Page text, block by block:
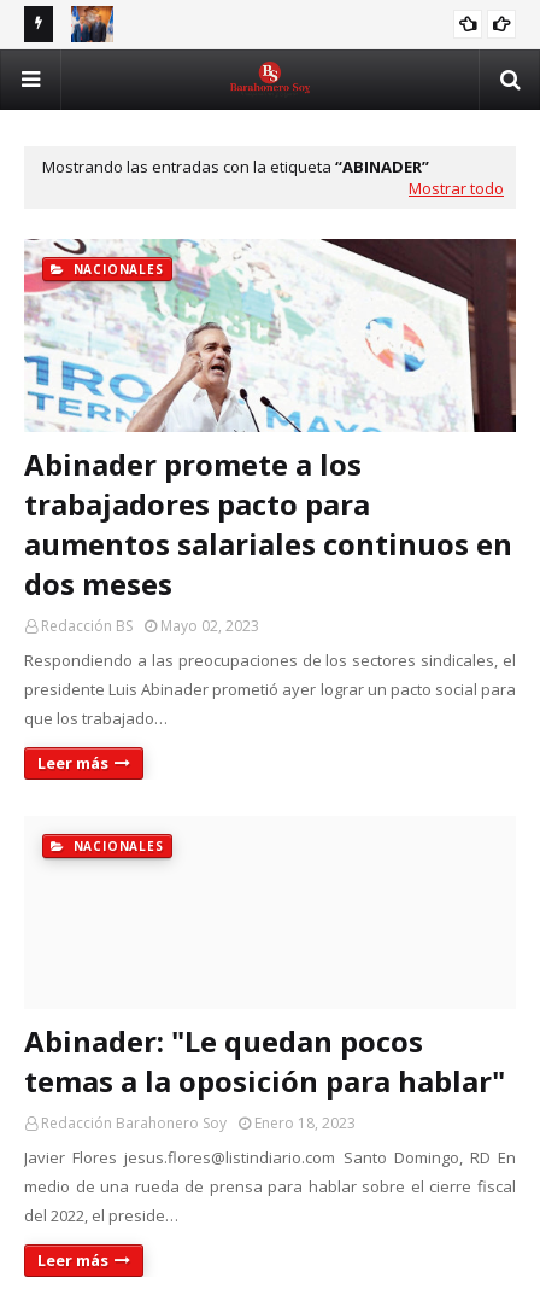
UASD e ITLA fortalecerán alianza para formar en IA,
ciberseguridad y transformación digital
Mostrando las entradas con la etiqueta ABINADER
Mostrar todo
NACIONALES
Abinader promete a los
trabajadores pacto para
aumentos salariales continuos en
dos meses
Redacción BS Mayo 02, 2023
Respondiendo a las preocupaciones de los sectores sindicales, el
presidente Luis Abinader prometió ayer lograr un pacto social para
que los trabajado…
Leer más
NACIONALES
Abinader: "Le quedan pocos
temas a la oposición para hablar"
Redacción Barahonero Soy Enero 18, 2023
Javier Flores jesus.flores@listindiario.com Santo Domingo, RD En
medio de una rueda de prensa para hablar sobre el cierre fiscal
del 2022, el preside…
Leer más